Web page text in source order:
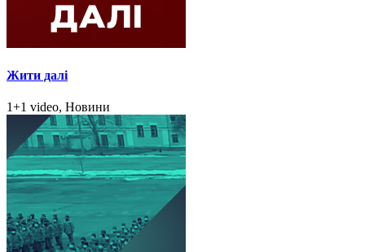
Жити далі
1+1 video, Новини